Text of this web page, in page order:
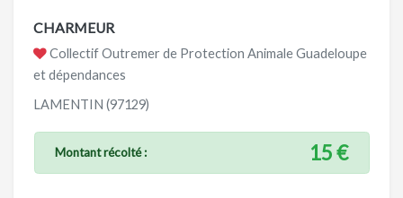
CHARMEUR
Collectif Outremer de Protection Animale Guadeloupe
et dépendances
LAMENTIN (97129)
Montant récolté : 15 €